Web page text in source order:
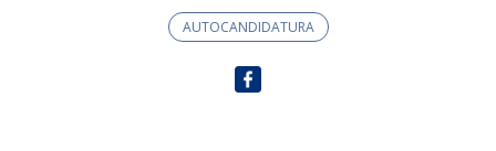
AUTOCANDIDATURA